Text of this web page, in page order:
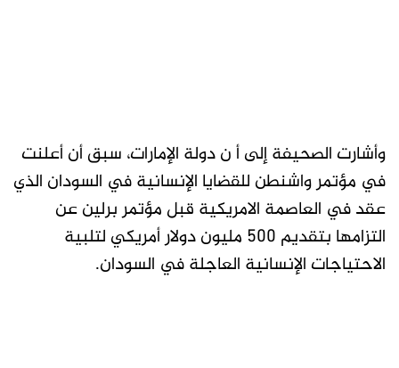
وأشارت الصحيفة إلى أ ن دولة الإمارات، سبق أن أعلنت
في مؤتمر واشنطن للقضايا الإنسانية في السودان الذي
عقد في العاصمة الامريكية قبل مؤتمر برلين عن
التزامها بتقديم 500 مليون دولار أمريكي لتلبية
الاحتياجات الإنسانية العاجلة في السودان.